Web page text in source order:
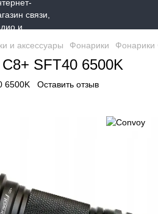
и аксессуары Фонарики Фонарики
SFT40 6500K
6500K Оставить отзыв